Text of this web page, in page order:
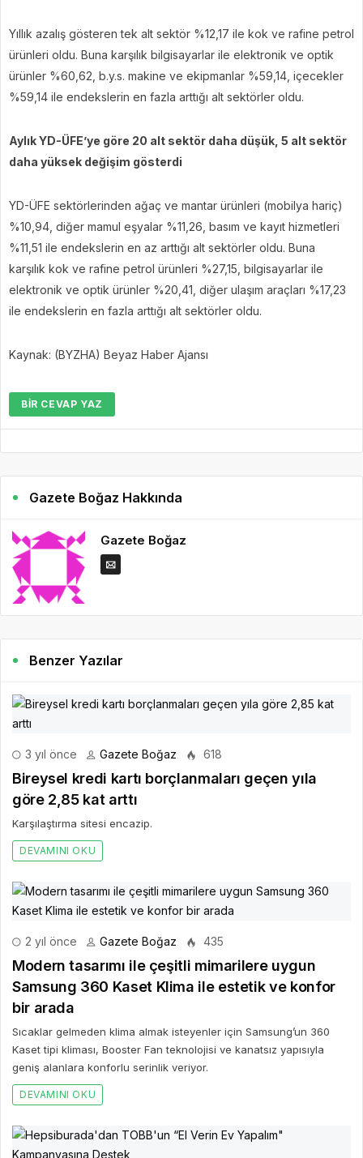
Yıllık azalış gösteren tek alt sektör %12,17 ile kok ve rafine petrol
ürünleri oldu. Buna karşılık bilgisayarlar ile elektronik ve optik
ürünler %60,62, b.y.s. makine ve ekipmanlar %59,14, içecekler
%59,14 ile endekslerin en fazla arttığı alt sektörler oldu.
Aylık YD-ÜFE’ye göre 20 alt sektör daha düşük, 5 alt sektör
daha yüksek değişim gösterdi
YD-ÜFE sektörlerinden ağaç ve mantar ürünleri (mobilya hariç)
%10,94, diğer mamul eşyalar %11,26, basım ve kayıt hizmetleri
%11,51 ile endekslerin en az arttığı alt sektörler oldu. Buna
karşılık kok ve rafine petrol ürünleri %27,15, bilgisayarlar ile
elektronik ve optik ürünler %20,41, diğer ulaşım araçları %17,23
ile endekslerin en fazla arttığı alt sektörler oldu.
Kaynak: (BYZHA) Beyaz Haber Ajansı
BIR CEVAP YAZ
Gazete Boğaz Hakkında
Gazete Boğaz
Benzer Yazılar
3 yıl önce Gazete Boğaz 618
Bireysel kredi kartı borçlanmaları geçen yıla
göre 2,85 kat arttı
Karşılaştırma sitesi encazip.
DEVAMINI OKU
2 yıl önce Gazete Boğaz 435
Modern tasarımı ile çeşitli mimarilere uygun
Samsung 360 Kaset Klima ile estetik ve konfor
bir arada
Sıcaklar gelmeden klima almak isteyenler için Samsung’un 360
Kaset tipi kliması, Booster Fan teknolojisi ve kanatsız yapısıyla
geniş alanlara konforlu serinlik veriyor.
DEVAMINI OKU